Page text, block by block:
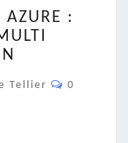
AZURE :
Tellier
0